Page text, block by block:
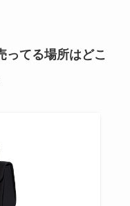
ってる場所はどこ